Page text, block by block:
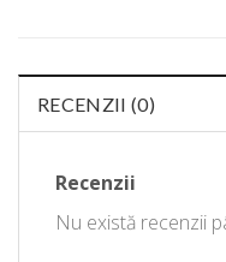
RECENZII (0)
Recenzii
Nu există recenzii